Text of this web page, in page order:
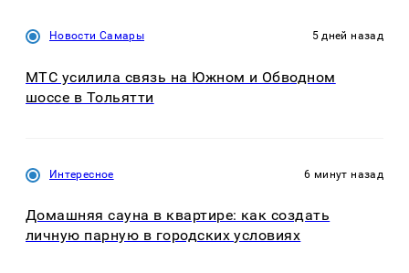
Новости Самары 5 дней назад
МТС усилила связь на Южном и Обводном
шоссе в Тольятти
Интересное 6 минут назад
Домашняя сауна в квартире: как создать
личную парную в городских условиях